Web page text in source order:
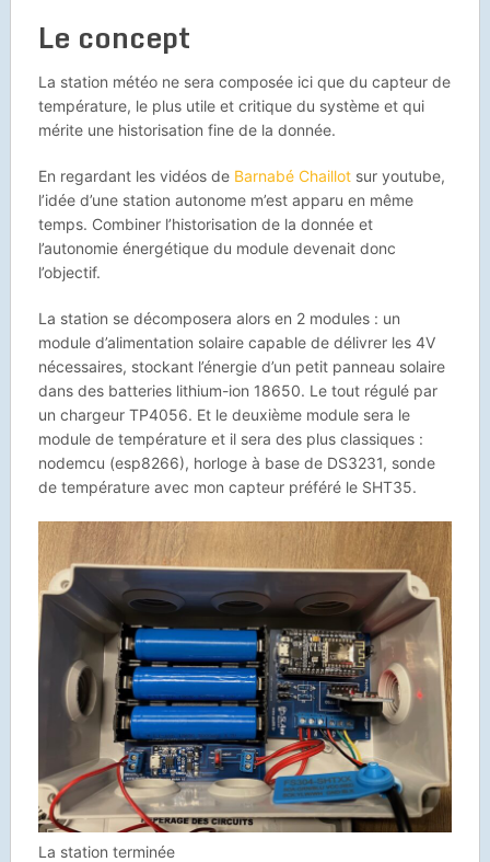
Le concept
La station météo ne sera composée ici que du capteur de
température, le plus utile et critique du système et qui
mérite une historisation fine de la donnée.
En regardant les vidéos de Barnabé Chaillotsur youtube,
l’idée d’une station autonome m’est apparu en même
temps. Combiner l’historisation de la donnée et
l’autonomie énergétique du module devenait donc
l’objectif.
La station se décomposera alors en 2 modules : un
module d’alimentation solaire capable de délivrer les 4V
nécessaires, stockant l’énergie d’un petit panneau solaire
dans des batteries lithium-ion 18650. Le tout régulé par
un chargeur TP4056. Et le deuxième module sera le
module de température et il sera des plus classiques :
nodemcu (esp8266), horloge à base de DS3231, sonde
de température avec mon capteur préféré le SHT35.
La station terminée